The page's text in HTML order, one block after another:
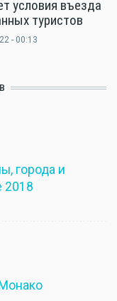
условия въезда
туристов
- 00:13
города и
2018